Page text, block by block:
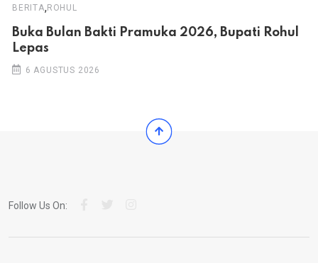
BERITA,ROHUL
Buka Bulan Bakti Pramuka 2026, Bupati Rohul
Lepas
6 AGUSTUS 2026
Follow Us On: